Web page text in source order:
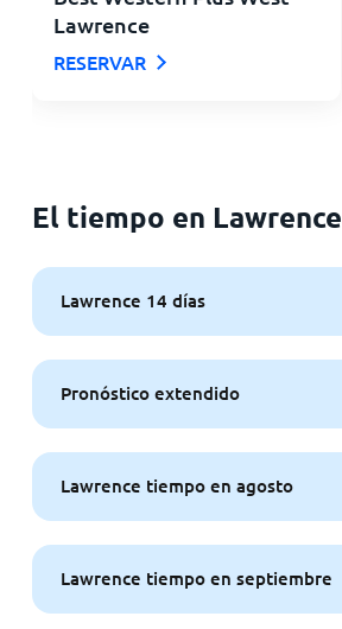
Lawrence
RESERVAR
El tiempo en Lawrence
Lawrence 14 días
Pronóstico extendido
Lawrence tiempo en agosto
Lawrence tiempo en septiembre